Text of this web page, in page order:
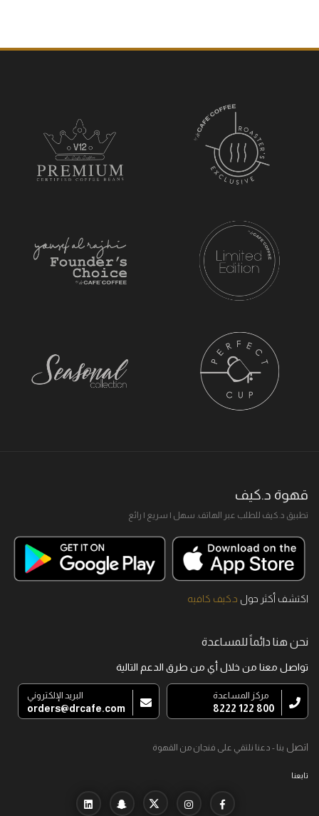
قهوة د.كيف
تطبيق د.كيف للطلب عبر الهاتف. سهل I سريع I رائع
اكتشف أكثر حول د.كيف كافيه
نحن هنا دائماً للمساعدة
تواصل معنا من خلال أي من طرق الدعم التالية
مركز المساعدة
800 122 8222
البريد الإلكتروني
orders@drcafe.com
اتصل بنا - دعنا نلتقي على فنجان من القهوة
تابعنا